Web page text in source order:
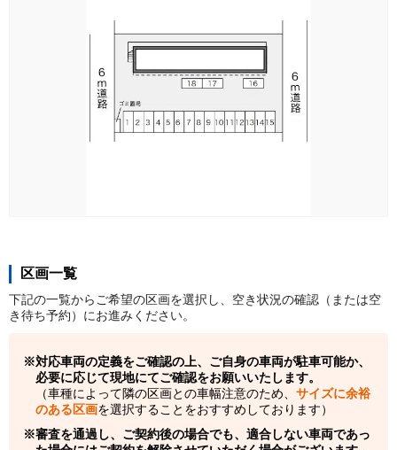
区画一覧
下記の一覧からご希望の区画を選択し、空き状況の確認（または空
き待ち予約）にお進みください。
対応車両の定義をご確認の上、ご自身の車両が駐車可能か、
必要に応じて現地にてご確認をお願いいたします。
（車種によって隣の区画との車幅注意のため、 サイズに余裕
のある区画を選択することをおすすめしております）
審査を通過し、ご契約後の場合でも、適合しない車両であっ